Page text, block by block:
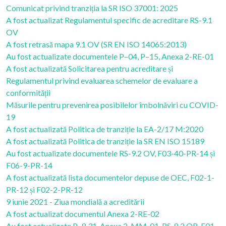
Comunicat privind tranziția la SR ISO 37001: 2025
A fost actualizat Regulamentul specific de acreditare RS-9.1
OV
A fost retrasă mapa 9.1 OV (SR EN ISO 14065:2013)
Au fost actualizate documentele P–04, P–15, Anexa 2-RE-01
A fost actualizată Solicitarea pentru acreditare și
Regulamentul privind evaluarea schemelor de evaluare a
conformității
Măsurile pentru prevenirea posibilelor îmbolnăviri cu COVID-
19
A fost actualizată Politica de tranziție la EA-2/17 M:2020
A fost actualizată Politica de tranziție la SR EN ISO 15189
Au fost actualizate documentele RS-9.2 OV, F03-40-PR-14 și
F06-9-PR-14
A fost actualizată lista documentelor depuse de OEC, F02-1-
PR-12 și F02-2-PR-12
9 iunie 2021 - Ziua mondială a acreditării
A fost actualizat documentul Anexa 2-RE-02